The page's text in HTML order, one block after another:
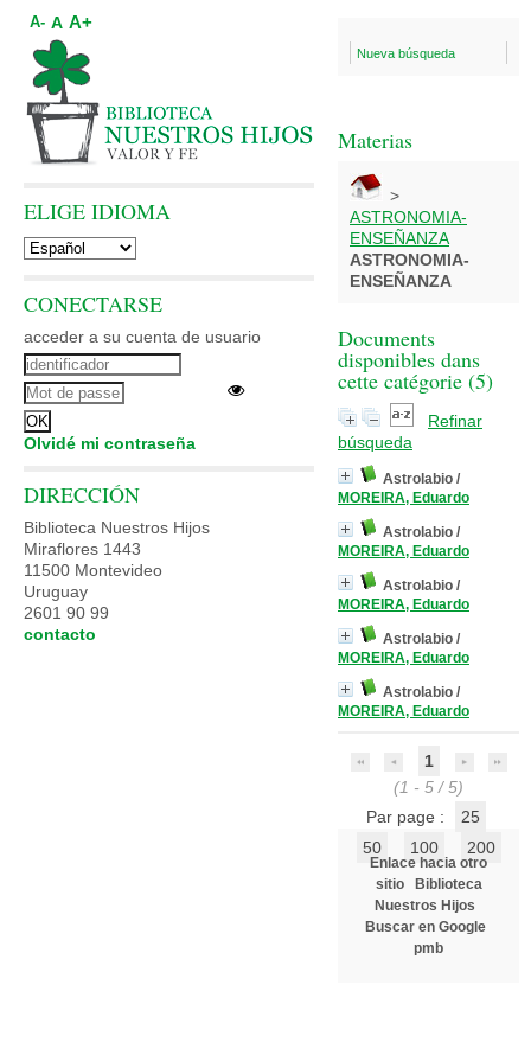
Nueva búsqueda
Materias
>
ASTRONOMIA-
ENSEÑANZA
ASTRONOMIA-
ENSEÑANZA
Documents
disponibles dans
cette catégorie (5)
Refinar
búsqueda
Astrolabio /
MOREIRA, Eduardo
Astrolabio /
MOREIRA, Eduardo
Astrolabio /
MOREIRA, Eduardo
Astrolabio /
MOREIRA, Eduardo
Astrolabio /
MOREIRA, Eduardo
1
(1 - 5 / 5)
Par page :
25
50
100 200
Enlace hacia otro
sitio
Biblioteca
Nuestros Hijos
Buscar en Google
pmb
A- A A+
ELIGE IDIOMA
CONECTARSE
acceder a su cuenta de usuario
Olvidé mi contraseña
DIRECCIÓN
Biblioteca Nuestros Hijos
Miraflores 1443
11500 Montevideo
Uruguay
2601 90 99
contacto